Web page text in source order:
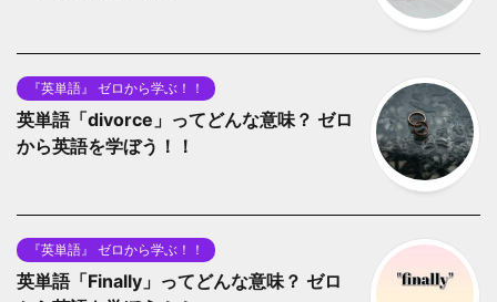
『英単語』 ゼロから学ぶ！！
英単語「divorce」ってどんな意味？ ゼロ
から英語を学ぼう！！
『英単語』 ゼロから学ぶ！！
英単語「Finally」ってどんな意味？ ゼロ